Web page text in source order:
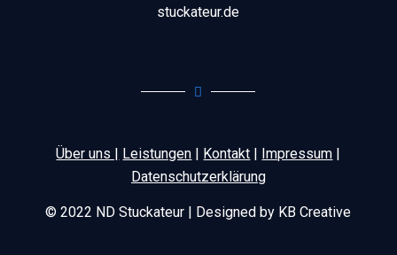
stuckateur.de
Über uns | Leistungen Kontakt Impressum
Datenschutzerklärung
© 2022 ND Stuckateur | Designed by KB Creative